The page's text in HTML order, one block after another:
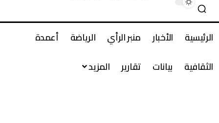
الرئيسية الأخبار منبر الرأي الرياضة
أعمدة
الثقافية
بيانات تقارير المزيد